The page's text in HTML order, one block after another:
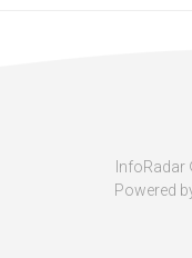
InfoRadar
Powered